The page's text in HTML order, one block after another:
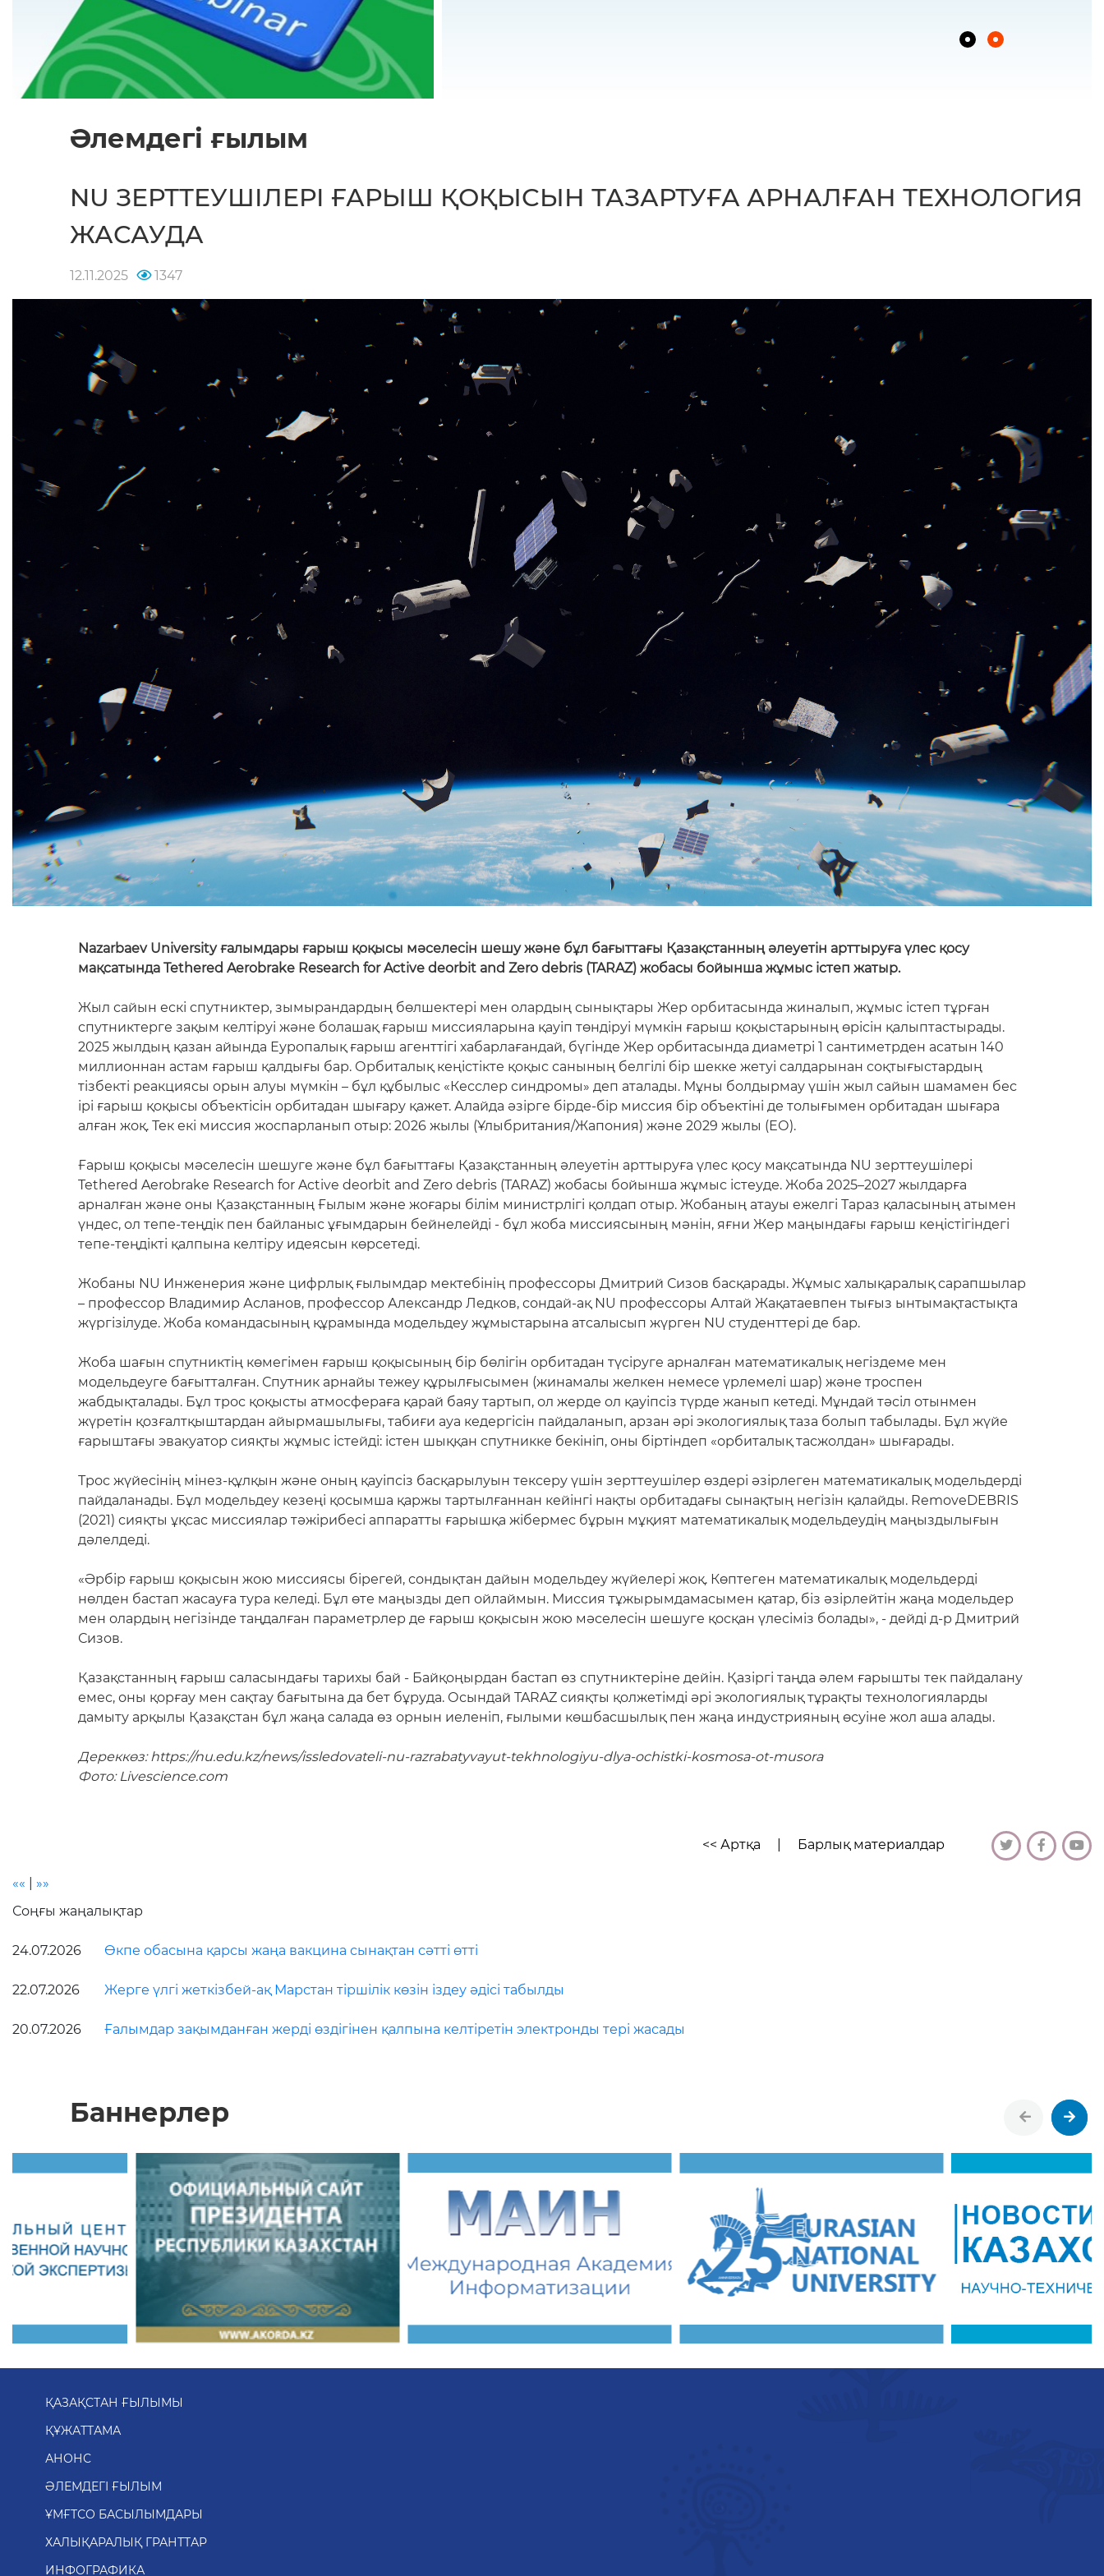
Әлемдегі ғылым
NU ЗЕРТТЕУШІЛЕРІ ҒАРЫШ ҚОҚЫСЫН ТАЗАРТУҒА АРНАЛҒАН ТЕХНОЛОГИЯ
ЖАСАУДА
12.11.2025 1347
Nazarbaev University ғалымдары ғарыш қоқысы мәселесін шешу және бұл бағыттағы Қазақстанның әлеуетін арттыруға үлес қосу
мақсатында Tethered Aerobrake Research for Active deorbit and Zero debris (TARAZ) жобасы бойынша жұмыс істеп жатыр.
Жыл сайын ескі спутниктер, зымырандардың бөлшектері мен олардың сынықтары Жер орбитасында жиналып, жұмыс істеп тұрған
спутниктерге зақым келтіруі және болашақ ғарыш миссияларына қауіп төндіруі мүмкін ғарыш қоқыстарының өрісін қалыптастырады.
2025 жылдың қазан айында Еуропалық ғарыш агенттігі хабарлағандай, бүгінде Жер орбитасында диаметрі 1 сантиметрден асатын 140
миллионнан астам ғарыш қалдығы бар. Орбиталық кеңістікте қоқыс санының белгілі бір шекке жетуі салдарынан соқтығыстардың
тізбекті реакциясы орын алуы мүмкін – бұл құбылыс «Кесслер синдромы» деп аталады. Мұны болдырмау үшін жыл сайын шамамен бес
ірі ғарыш қоқысы объектісін орбитадан шығару қажет. Алайда әзірге бірде-бір миссия бір объектіні де толығымен орбитадан шығара
алған жоқ. Тек екі миссия жоспарланып отыр: 2026 жылы (Ұлыбритания/Жапония) және 2029 жылы (ЕО).
Ғарыш қоқысы мәселесін шешуге және бұл бағыттағы Қазақстанның әлеуетін арттыруға үлес қосу мақсатында NU зерттеушілері
Tethered Aerobrake Research for Active deorbit and Zero debris (TARAZ) жобасы бойынша жұмыс істеуде. Жоба 2025–2027 жылдарға
арналған және оны Қазақстанның Ғылым және жоғары білім министрлігі қолдап отыр. Жобаның атауы ежелгі Тараз қаласының атымен
үндес, ол тепе-теңдік пен байланыс ұғымдарын бейнелейді - бұл жоба миссиясының мәнін, яғни Жер маңындағы ғарыш кеңістігіндегі
тепе-теңдікті қалпына келтіру идеясын көрсетеді.
Жобаны NU Инженерия және цифрлық ғылымдар мектебінің профессоры Дмитрий Сизов басқарады. Жұмыс халықаралық сарапшылар
– профессор Владимир Асланов, профессор Александр Ледков, сондай-ақ NU профессоры Алтай Жақатаевпен тығыз ынтымақтастықта
жүргізілуде. Жоба командасының құрамында модельдеу жұмыстарына атсалысып жүрген NU студенттері де бар.
Жоба шағын спутниктің көмегімен ғарыш қоқысының бір бөлігін орбитадан түсіруге арналған математикалық негіздеме мен
модельдеуге бағытталған. Спутник арнайы тежеу құрылғысымен (жинамалы желкен немесе үрлемелі шар) және троспен
жабдықталады. Бұл трос қоқысты атмосфераға қарай баяу тартып, ол жерде ол қауіпсіз түрде жанып кетеді. Мұндай тәсіл отынмен
жүретін қозғалтқыштардан айырмашылығы, табиғи ауа кедергісін пайдаланып, арзан әрі экологиялық таза болып табылады. Бұл жүйе
ғарыштағы эвакуатор сияқты жұмыс істейді: істен шыққан спутникке бекініп, оны біртіндеп «орбиталық тасжолдан» шығарады.
Трос жүйесінің мінез-құлқын және оның қауіпсіз басқарылуын тексеру үшін зерттеушілер өздері әзірлеген математикалық модельдерді
пайдаланады. Бұл модельдеу кезеңі қосымша қаржы тартылғаннан кейінгі нақты орбитадағы сынақтың негізін қалайды. RemoveDEBRIS
(2021) сияқты ұқсас миссиялар тәжірибесі аппаратты ғарышқа жібермес бұрын мұқият математикалық модельдеудің маңыздылығын
дәлелдеді.
«Әрбір ғарыш қоқысын жою миссиясы бірегей, сондықтан дайын модельдеу жүйелері жоқ. Көптеген математикалық модельдерді
нөлден бастап жасауға тура келеді. Бұл өте маңызды деп ойлаймын. Миссия тұжырымдамасымен қатар, біз әзірлейтін жаңа модельдер
мен олардың негізінде таңдалған параметрлер де ғарыш қоқысын жою мәселесін шешуге қосқан үлесіміз болады», - дейді д-р Дмитрий
Сизов.
Қазақстанның ғарыш саласындағы тарихы бай - Байқоңырдан бастап өз спутниктеріне дейін. Қазіргі таңда әлем ғарышты тек пайдалану
емес, оны қорғау мен сақтау бағытына да бет бұруда. Осындай TARAZ сияқты қолжетімді әрі экологиялық тұрақты технологияларды
дамыту арқылы Қазақстан бұл жаңа салада өз орнын иеленіп, ғылыми көшбасшылық пен жаңа индустрияның өсуіне жол аша алады.
Дереккөз: https://nu.edu.kz/news/issledovateli-nu-razrabatyvayut-tekhnologiyu-dlya-ochistki-kosmosa-ot-musora
Фото: Livescience.com
<< Артқа Барлық материалдар
««
»»
Соңғы жаңалықтар
24.07.2026 Өкпе обасына қарсы жаңа вакцина сынақтан сәтті өтті
22.07.2026 Жерге үлгі жеткізбей-ақ Марстан тіршілік көзін іздеу әдісі табылды
20.07.2026 Ғалымдар зақымданған жерді өздігінен қалпына келтіретін электронды тері жасады
Баннерлер
ҚАЗАҚСТАН ҒЫЛЫМЫ
ҚҰЖАТТАМА
АНОНС
ӘЛЕМДЕГІ ҒЫЛЫМ
ҰМҒТСО БАСЫЛЫМДАРЫ
ХАЛЫҚАРАЛЫҚ ГРАНТТАР
ИНФОГРАФИКА